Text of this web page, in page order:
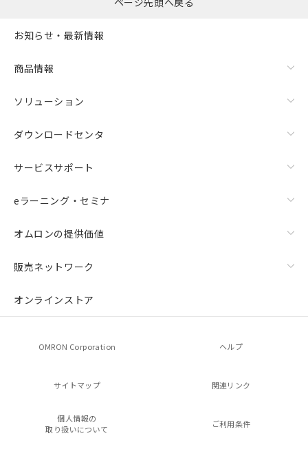
漏れ電流特性
お知らせ・最新情報
商品情報
ソリューション
ダウンロードセンタ
サービスサポート
eラーニング・セミナ
オムロンの提供価値
販売ネットワーク
オンラインストア
OMRON Corporation ヘルプ
サイトマップ 関連リンク
個人情報の
取り扱いについて
ご利用条件